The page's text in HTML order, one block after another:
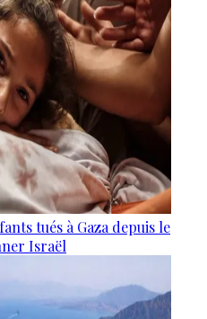
tués à Gaza depuis le
Israël